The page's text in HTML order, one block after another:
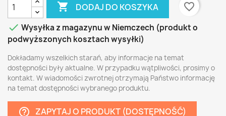
 DODAJ DO KOSZYKA
favorite_border
 Wysyłka z magazynu w Niemczech (produkt o
podwyższonych kosztach wysyłki)
Dokładamy wszelkich starań, aby informacje na temat
dostępności były aktualne. W przypadku wątpliwości, prosimy o
kontakt. W wiadomości zwrotnej otrzymają Państwo informację
na temat dostępności wybranego produktu.
help_outline ZAPYTAJ O PRODUKT (DOSTĘPNOŚĆ)